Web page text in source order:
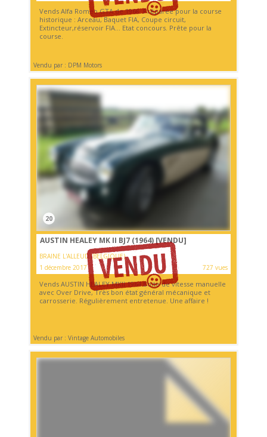
Vends Alfa Romeo GTA de 1968. Préparée pour la course
historique : Arceau, Baquet FIA, Coupe circuit,
Extincteur,réservoir FIA... Etat concours. Prête pour la
course.
Vendu par : DPM Motors
20
AUSTIN HEALEY MK II BJ7 (1964) [VENDU]
BRAINE L'ALLEUD (BELGIQUE)
1 décembre 2017
727 vues
Vends AUSTIN HEALEY MKII 1964 Boite de vitesse manuelle
avec Over Drive, Très bon état général mécanique et
carrosserie. Régulièrement entretenue. Une affaire !
Vendu par : Vintage Automobiles